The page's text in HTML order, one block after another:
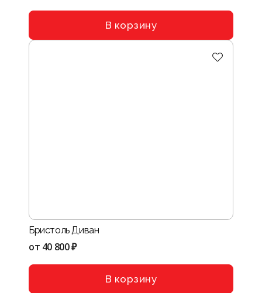
В корзину
Бристоль Диван
от 40 800 ₽
В корзину